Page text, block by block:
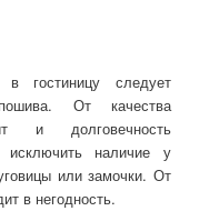
гостиницу следует
От качества
и долговечность
исключить наличие у
или замочки. От
в негодность.